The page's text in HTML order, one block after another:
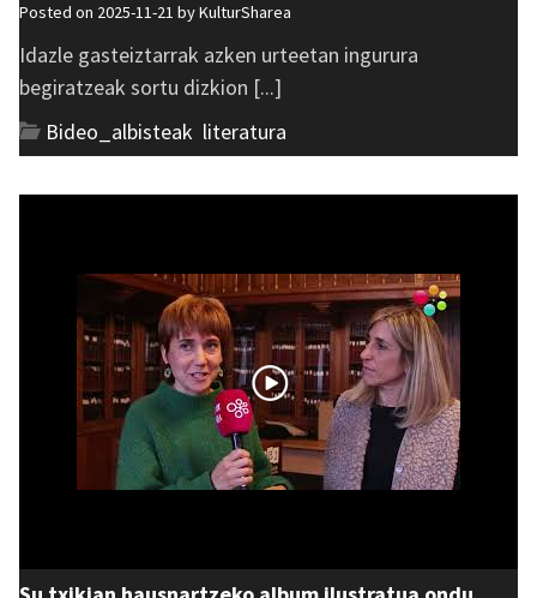
Posted on 2025-11-21 byKulturSharea
Idazle gasteiztarrak azken urteetan ingurura
begiratzeak sortu dizkion [...]
Bideo_albisteak literatura